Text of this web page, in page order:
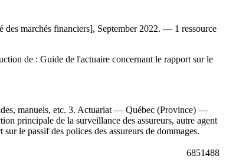
marchés financiers], September 2022. — 1 ressource
de : Guide de l'actuaire concernant le rapport sur le
manuels, etc. 3. Actuariat — Québec (Province) —
principale de la surveillance des assureurs, autre agent
le passif des polices des assureurs de dommages.
6851488